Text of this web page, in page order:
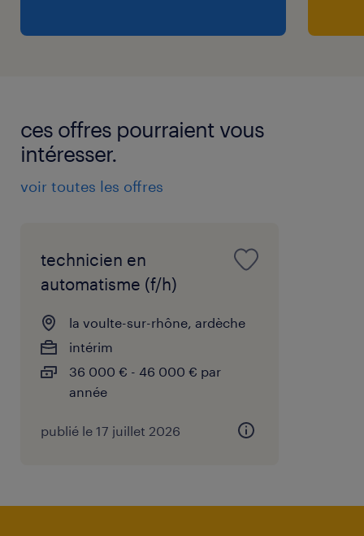
ces offres pourraient vous
intéresser.
voir toutes les offres
technicien en
automatisme (f/h)
la voulte-sur-rhône, ardèche
intérim
36 000 € - 46 000 € par
année
publié le 17 juillet 2026